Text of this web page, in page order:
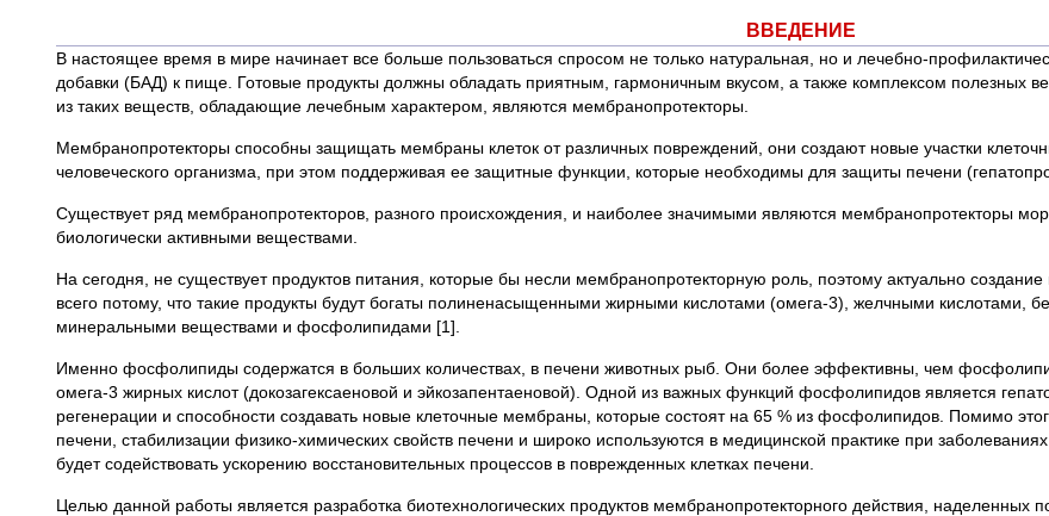
ВВЕДЕНИЕ
В настоящее время в мире начинает все больше пользоваться спросом не только натуральная, но и лечебно-
добавки (БАД) к пище. Готовые продукты должны обладать приятным, гармоничным вкусом, а также комплексом полезных
из таких веществ, обладающие лечебным характером, являются мембранопротекторы.
Мембранопротекторы способны защищать мембраны клеток от различных повреждений, они создают новые участки
человеческого организма, при этом поддерживая ее защитные функции, которые необходимы для защиты печени
Существует ряд мембранопротекторов, разного происхождения, и наиболее значимыми являются мембранопротекторы
биологически активными веществами.
На сегодня, не существует продуктов питания, которые бы несли мембранопротекторную роль, поэтому актуально
всего потому, что такие продукты будут богаты полиненасыщенными жирными кислотами (омега-3), желчными кислотами,
минеральными веществами и фосфолипидами [1].
Именно фосфолипиды содержатся в больших количествах, в печени животных рыб. Они более эффективны, чем
омега-3 жирных кислот (докозагексаеновой и эйкозапентаеновой). Одной из важных функций фосфолипидов является
регенерации и способности создавать новые клеточные мембраны, которые состоят на 65 % из фосфолипидов. Помимо
печени, стабилизации физико-химических свойств печени и широко используются в медицинской практике при
будет содействовать ускорению восстановительных процессов в поврежденных клетках печени.
Целью данной работы является разработка биотехнологических продуктов мембранопротекторного действия,